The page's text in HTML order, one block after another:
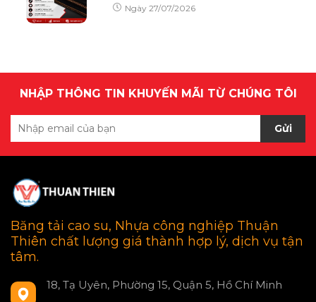
Ngày 27/07/2026
NHẬP THÔNG TIN KHUYẾN MÃI TỪ CHÚNG TÔI
Gửi
Băng tải cao su, Nhựa công nghiệp Thuận
Thiên chất lượng giá thành hợp lý, dịch vụ tận
tâm.
18, Tạ Uyên, Phường 15, Quận 5, Hồ Chí Minh